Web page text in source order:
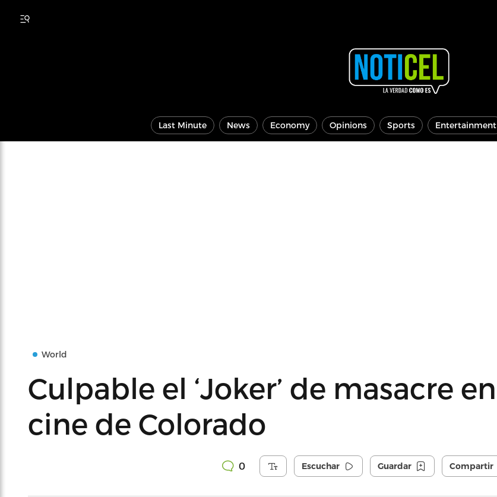
Last Minute News Economy Opinions Sports Entertainment
World
Culpable el ‘Joker’ de masacre en
cine de Colorado
0 Escuchar Guardar Compartir